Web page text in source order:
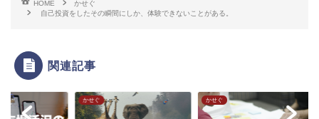
HOME
かせぐ
自己投資をしたその瞬間にしか、体験できないことがある。
関連記事
かせぐ かせぐ